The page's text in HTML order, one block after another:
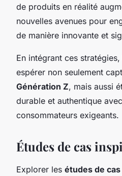
de produits en réalité
nouvelles avenues pour
de manière innovante et
En intégrant ces
espérer non seulement
Génération Z, mais aussi
durable et authentique
consommateurs exigeants.
Études de cas
Explorer les études de cas